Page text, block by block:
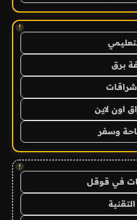
!
برق
اون لاين
وسفر
!
في قوقل